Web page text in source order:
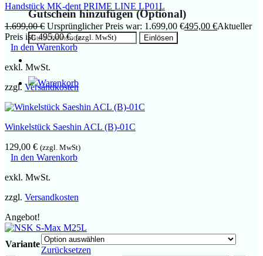
Gutschein hinzufügen(Optional)
Handstück MK-dent PRIME LINE LP01L
1.699,00€ Ursprünglicher Preis war: 1.699,00 €495,00 €Aktueller
Preis ist: 495,00 €. (zzgl. MwSt)
In den Warenkorb
exkl. MwSt.
zzgl. Versandkosten
Winkelstück Saeshin ACL (B)-01C
129,00 € (zzgl. MwSt)
In den Warenkorb
exkl. MwSt.
zzgl. Versandkosten
Angebot!
Variante
Zurücksetzen